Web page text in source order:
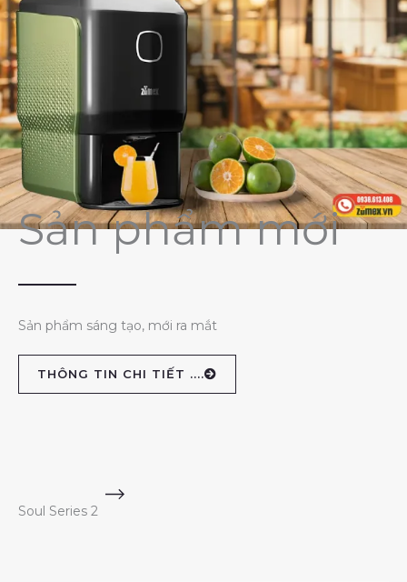
Sản phẩm mới
Sản phẩm sáng tạo, mới ra mắt
THÔNG TIN CHI TIẾT ....
Soul Series 2